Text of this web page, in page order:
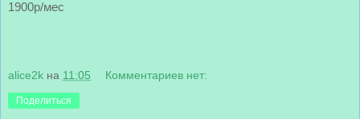
1900р/мес
alice2k на 11:05 Комментариев нет:
Поделиться